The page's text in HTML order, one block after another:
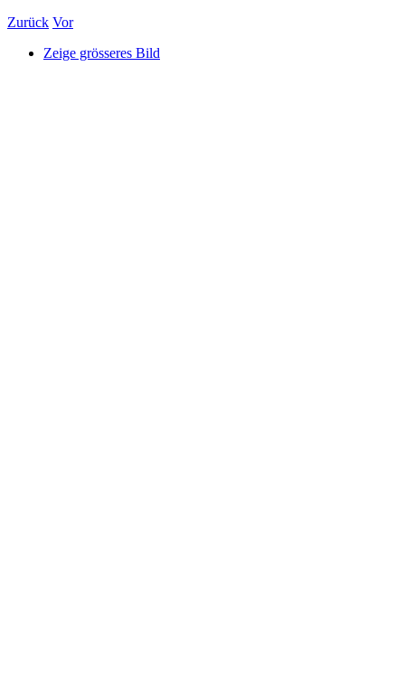
Zurück Vor
Zeige grösseres Bild